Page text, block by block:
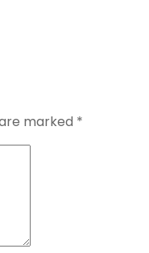
marked *